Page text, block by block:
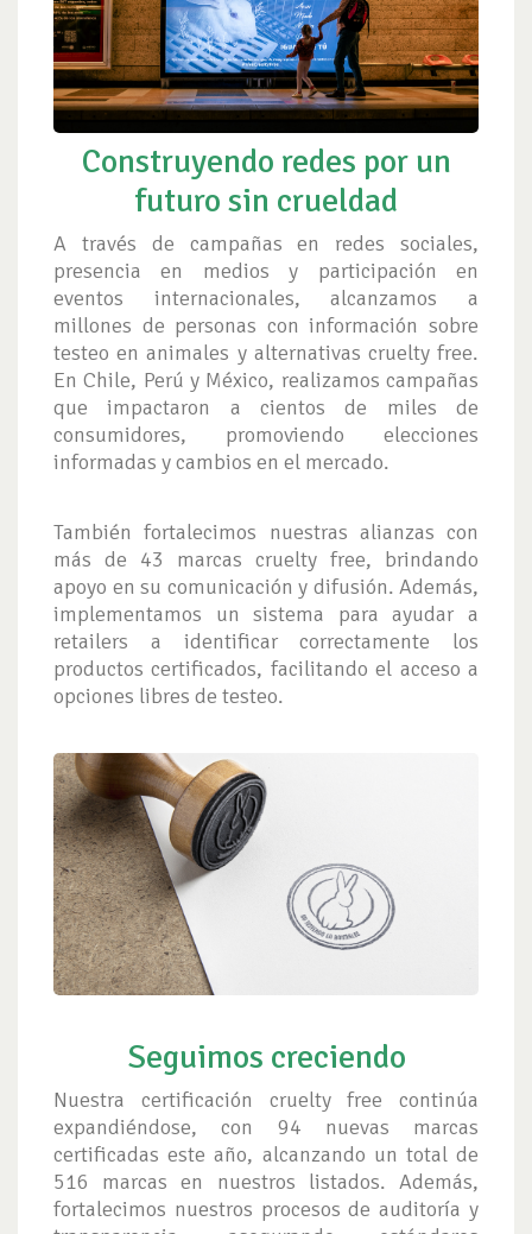
Construyendo redes por un
futuro sin crueldad
A través de campañas en redes sociales,
presencia en medios y participación en
eventos internacionales, alcanzamos a
millones de personas con información sobre
testeo en animales y alternativas cruelty free.
En Chile, Perú y México, realizamos campañas
que impactaron a cientos de miles de
consumidores, promoviendo elecciones
informadas y cambios en el mercado.
También fortalecimos nuestras alianzas con
más de 43 marcas cruelty free, brindando
apoyo en su comunicación y difusión. Además,
implementamos un sistema para ayudar a
retailers a identificar correctamente los
productos certificados, facilitando el acceso a
opciones libres de testeo.
Seguimos creciendo
Nuestra certificación cruelty free continúa
expandiéndose, con 94 nuevas marcas
certificadas este año, alcanzando un total de
516 marcas en nuestros listados. Además,
fortalecimos nuestros procesos de auditoría y